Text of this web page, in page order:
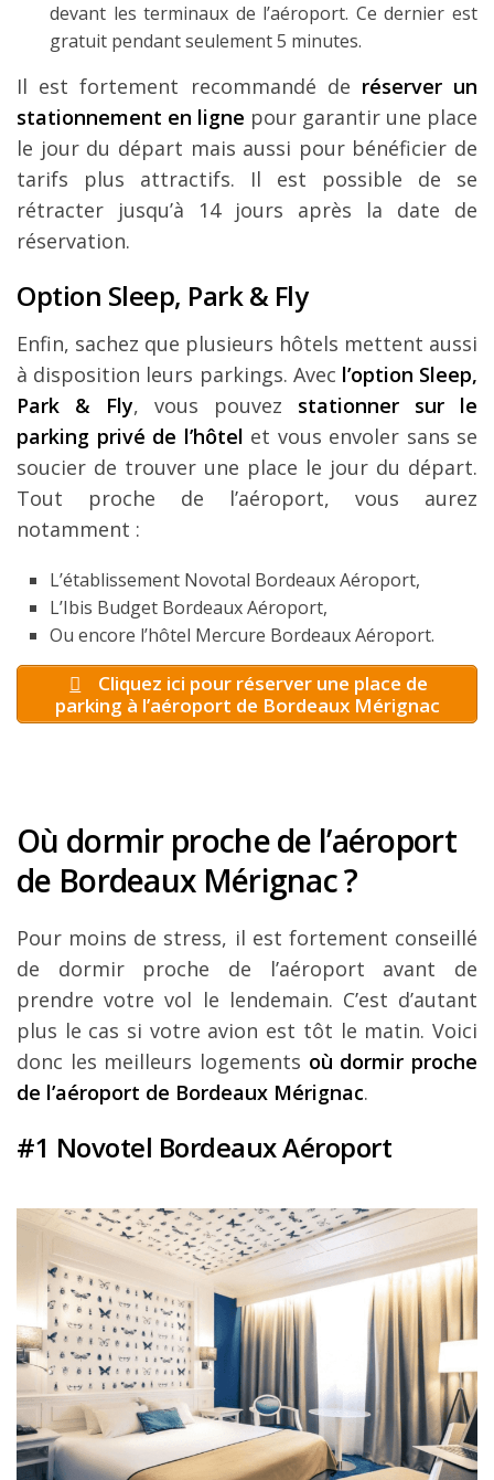
devant les terminaux de l’aéroport. Ce dernier est
gratuit pendant seulement 5 minutes.
Il est fortement recommandé de réserver un
stationnement en ligne pour garantir une place
le jour du départ mais aussi pour bénéficier de
tarifs plus attractifs. Il est possible de se
rétracter jusqu’à 14 jours après la date de
réservation.
Option Sleep, Park & Fly
Enfin, sachez que plusieurs hôtels mettent aussi
à disposition leurs parkings. Avec l’option Sleep,
Park & Fly, vous pouvez stationner sur le
parking privé de l’hôtel et vous envoler sans se
soucier de trouver une place le jour du départ.
Tout proche de l’aéroport, vous aurez
notamment :
L’établissement Novotal Bordeaux Aéroport,
L’Ibis Budget Bordeaux Aéroport,
Ou encore l’hôtel Mercure Bordeaux Aéroport.
Cliquez ici pour réserver une place de
parking à l’aéroport de Bordeaux Mérignac
Où dormir proche de l’aéroport
de Bordeaux Mérignac ?
Pour moins de stress, il est fortement conseillé
de dormir proche de l’aéroport avant de
prendre votre vol le lendemain. C’est d’autant
plus le cas si votre avion est tôt le matin. Voici
donc les meilleurs logements où dormir proche
de l’aéroport de Bordeaux Mérignac.
#1 Novotel Bordeaux Aéroport